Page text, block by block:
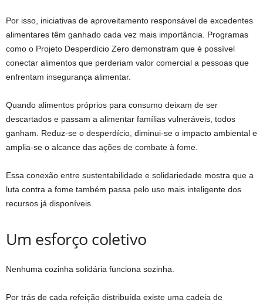
Por isso, iniciativas de aproveitamento responsável de excedentes
alimentares têm ganhado cada vez mais importância. Programas
como o Projeto Desperdício Zero demonstram que é possível
conectar alimentos que perderiam valor comercial a pessoas que
enfrentam insegurança alimentar.
Quando alimentos próprios para consumo deixam de ser
descartados e passam a alimentar famílias vulneráveis, todos
ganham. Reduz-se o desperdício, diminui-se o impacto ambiental e
amplia-se o alcance das ações de combate à fome.
Essa conexão entre sustentabilidade e solidariedade mostra que a
luta contra a fome também passa pelo uso mais inteligente dos
recursos já disponíveis.
Um esforço coletivo
Nenhuma cozinha solidária funciona sozinha.
Por trás de cada refeição distribuída existe uma cadeia de